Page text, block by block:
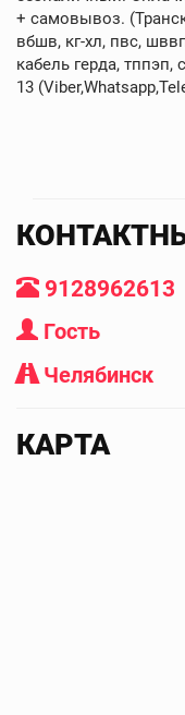
+ cамовывоз.
вбшв, кг-хл, пвс,
кабель герда, тппэп,
13
9128962613
Гость
Челябинск
КАРТА